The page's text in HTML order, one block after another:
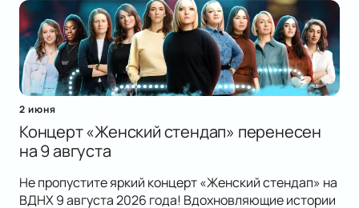
2 июня
Концерт «Женский стендап» перенесен
на 9 августа
Не пропустите яркий концерт «Женский стендап» на
ВДНХ 9 августа 2026 года! Вдохновляющие истории